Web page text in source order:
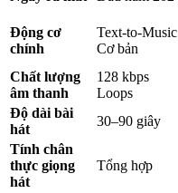
Động cơ
chính
Text-to-Music
Cơ bản
Chất lượng
âm thanh
128 kbps
Loops
Độ dài bài
hát
30–90 giây
Tính chân
thực giọng
hát
Tổng hợp